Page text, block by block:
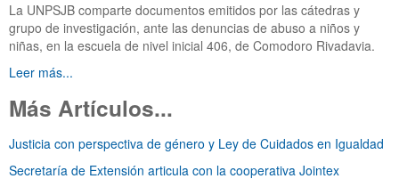
La UNPSJB comparte documentos emitidos por las cátedras y
grupo de investigación, ante las denuncias de abuso a niños y
niñas, en la escuela de nivel inicial 406, de Comodoro Rivadavia.
Leer más...
Más Artículos...
Justicia con perspectiva de género y Ley de Cuidados en Igualdad
Secretaría de Extensión articula con la cooperativa Jointex